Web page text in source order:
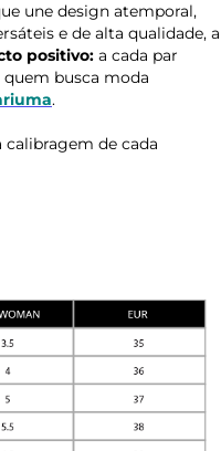
une design atemporal,
e de alta qualidade, a
positivo: a cada par
busca moda
.
de cada